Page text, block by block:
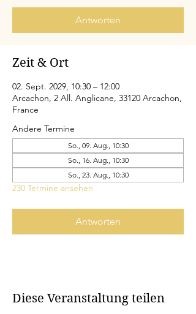
Antworten
Zeit & Ort
02. Sept. 2029, 10:30 – 12:00
Arcachon, 2 All. Anglicane, 33120 Arcachon,
France
Andere Termine
So., 09. Aug., 10:30
So., 16. Aug., 10:30
So., 23. Aug., 10:30
230 Termine ansehen
Antworten
Diese Veranstaltung teilen